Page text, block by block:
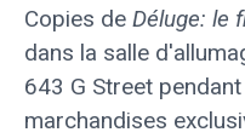
Copies de Déluge: le
dans la salle
643 G Street
marchandises